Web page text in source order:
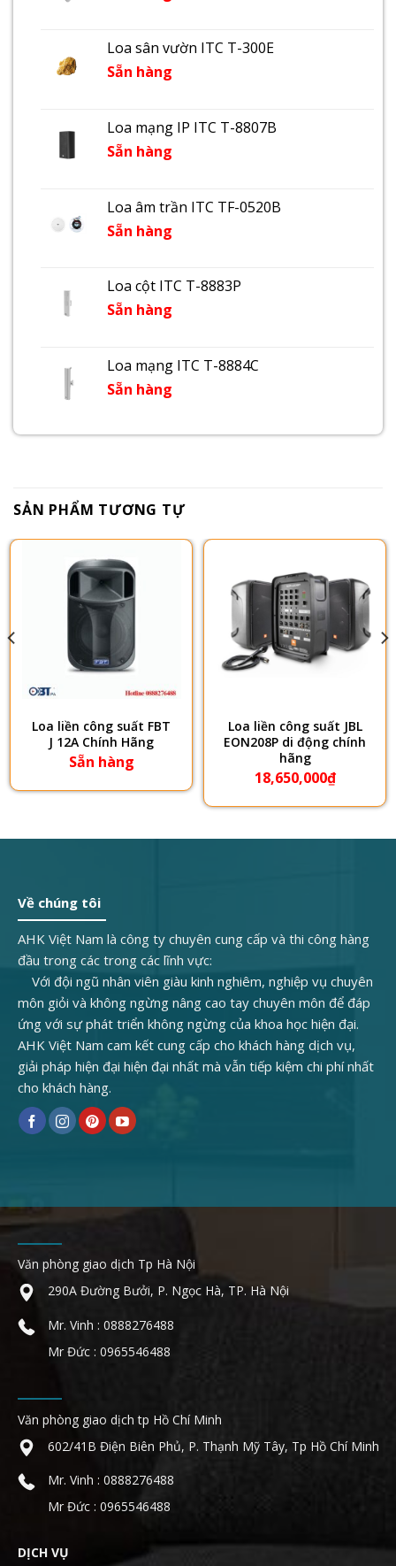
Loa sân vườn ITC T-300E
Sẵn hàng
Loa mạng IP ITC T-8807B
Sẵn hàng
Loa âm trần ITC TF-0520B
Sẵn hàng
Loa cột ITC T-8883P
Sẵn hàng
Loa mạng ITC T-8884C
Sẵn hàng
SẢN PHẨM TƯƠNG TỰ
Loa liền công suất FBT
J 12A Chính Hãng
Sẵn hàng
Loa liền công suất JBL
EON208P di động chính
hãng
18,650,000₫
Về chúng tôi
AHK Việt Nam là công ty chuyên cung cấp và thi công hàng
đầu trong các trong các lĩnh vực:
Với đội ngũ nhân viên giàu kinh nghiêm, nghiệp vụ chuyên
môn giỏi và không ngừng nâng cao tay chuyên môn để đáp
ứng với sự phát triển không ngừng của khoa học hiện đại.
AHK Việt Nam cam kết cung cấp cho khách hàng dịch vụ,
giải pháp hiện đại hiện đại nhất mà vẫn tiếp kiệm chi phí nhất
cho khách hàng.
Văn phòng giao dịch Tp Hà Nội
290A Đường Bưởi, P. Ngọc Hà, TP. Hà Nội
Mr. Vinh : 0888276488
Mr Đức : 0965546488
Văn phòng giao dịch tp Hồ Chí Minh
602/41B Điện Biên Phủ, P. Thạnh Mỹ Tây, Tp Hồ Chí Minh
Mr. Vinh : 0888276488
Mr Đức : 0965546488
DỊCH VỤ